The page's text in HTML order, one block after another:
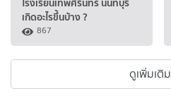
โรงเรียนเทพศิรินทร์ นนทบุรี
เกิดอะไรขึ้นบ้าง ?
867
ดูเพิ่มเติม